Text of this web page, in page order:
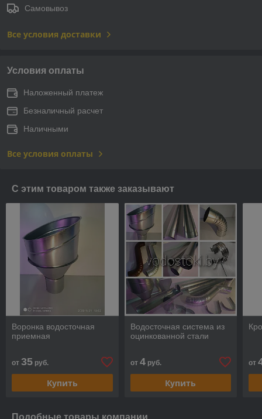
Самовывоз
Все условия доставки
Условия оплаты
Наложенный платеж
Безналичный расчет
Наличными
Все условия оплаты
С этим товаром также заказывают
Воронка водосточная
приемная
от 35 руб.
Купить
Водосточная система из
оцинкованной стали
от 4руб.
Купить
от